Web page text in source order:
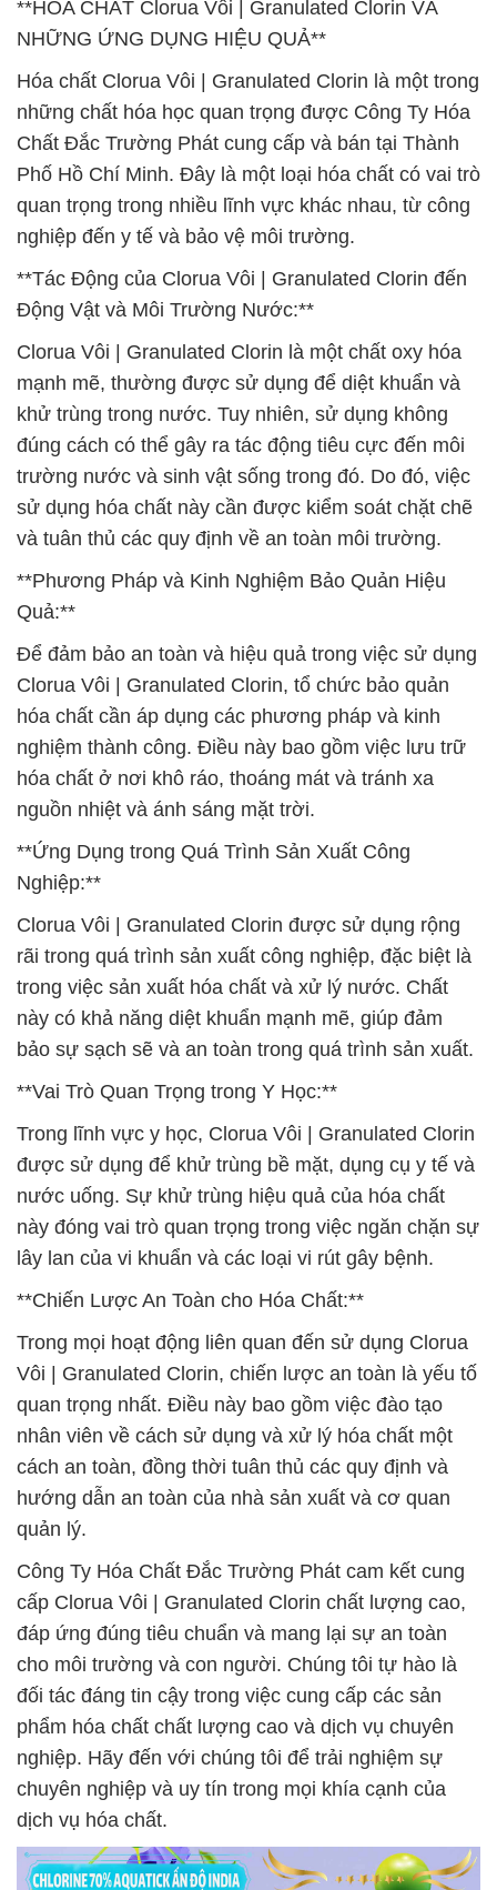
**HÓA CHẤT Clorua Vôi | Granulated Clorin VÀ
NHỮNG ỨNG DỤNG HIỆU QUẢ**
Hóa chất Clorua Vôi | Granulated Clorin là một trong
những chất hóa học quan trọng được Công Ty Hóa
Chất Đắc Trường Phát cung cấp và bán tại Thành
Phố Hồ Chí Minh. Đây là một loại hóa chất có vai trò
quan trọng trong nhiều lĩnh vực khác nhau, từ công
nghiệp đến y tế và bảo vệ môi trường.
**Tác Động của Clorua Vôi | Granulated Clorin đến
Động Vật và Môi Trường Nước:**
Clorua Vôi | Granulated Clorin là một chất oxy hóa
mạnh mẽ, thường được sử dụng để diệt khuẩn và
khử trùng trong nước. Tuy nhiên, sử dụng không
đúng cách có thể gây ra tác động tiêu cực đến môi
trường nước và sinh vật sống trong đó. Do đó, việc
sử dụng hóa chất này cần được kiểm soát chặt chẽ
và tuân thủ các quy định về an toàn môi trường.
**Phương Pháp và Kinh Nghiệm Bảo Quản Hiệu
Quả:**
Để đảm bảo an toàn và hiệu quả trong việc sử dụng
Clorua Vôi | Granulated Clorin, tổ chức bảo quản
hóa chất cần áp dụng các phương pháp và kinh
nghiệm thành công. Điều này bao gồm việc lưu trữ
hóa chất ở nơi khô ráo, thoáng mát và tránh xa
nguồn nhiệt và ánh sáng mặt trời.
**Ứng Dụng trong Quá Trình Sản Xuất Công
Nghiệp:**
Clorua Vôi | Granulated Clorin được sử dụng rộng
rãi trong quá trình sản xuất công nghiệp, đặc biệt là
trong việc sản xuất hóa chất và xử lý nước. Chất
này có khả năng diệt khuẩn mạnh mẽ, giúp đảm
bảo sự sạch sẽ và an toàn trong quá trình sản xuất.
**Vai Trò Quan Trọng trong Y Học:**
Trong lĩnh vực y học, Clorua Vôi | Granulated Clorin
được sử dụng để khử trùng bề mặt, dụng cụ y tế và
nước uống. Sự khử trùng hiệu quả của hóa chất
này đóng vai trò quan trọng trong việc ngăn chặn sự
lây lan của vi khuẩn và các loại vi rút gây bệnh.
**Chiến Lược An Toàn cho Hóa Chất:**
Trong mọi hoạt động liên quan đến sử dụng Clorua
Vôi | Granulated Clorin, chiến lược an toàn là yếu tố
quan trọng nhất. Điều này bao gồm việc đào tạo
nhân viên về cách sử dụng và xử lý hóa chất một
cách an toàn, đồng thời tuân thủ các quy định và
hướng dẫn an toàn của nhà sản xuất và cơ quan
quản lý.
Công Ty Hóa Chất Đắc Trường Phát cam kết cung
cấp Clorua Vôi | Granulated Clorin chất lượng cao,
đáp ứng đúng tiêu chuẩn và mang lại sự an toàn
cho môi trường và con người. Chúng tôi tự hào là
đối tác đáng tin cậy trong việc cung cấp các sản
phẩm hóa chất chất lượng cao và dịch vụ chuyên
nghiệp. Hãy đến với chúng tôi để trải nghiệm sự
chuyên nghiệp và uy tín trong mọi khía cạnh của
dịch vụ hóa chất.